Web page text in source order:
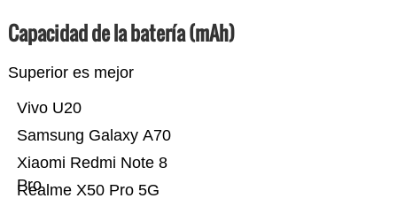
Capacidad de la batería (mAh)
Superior es mejor
Realme X50 Pro 5G
Xiaomi Redmi Note 8
Pro
Samsung Galaxy A70
Vivo U20